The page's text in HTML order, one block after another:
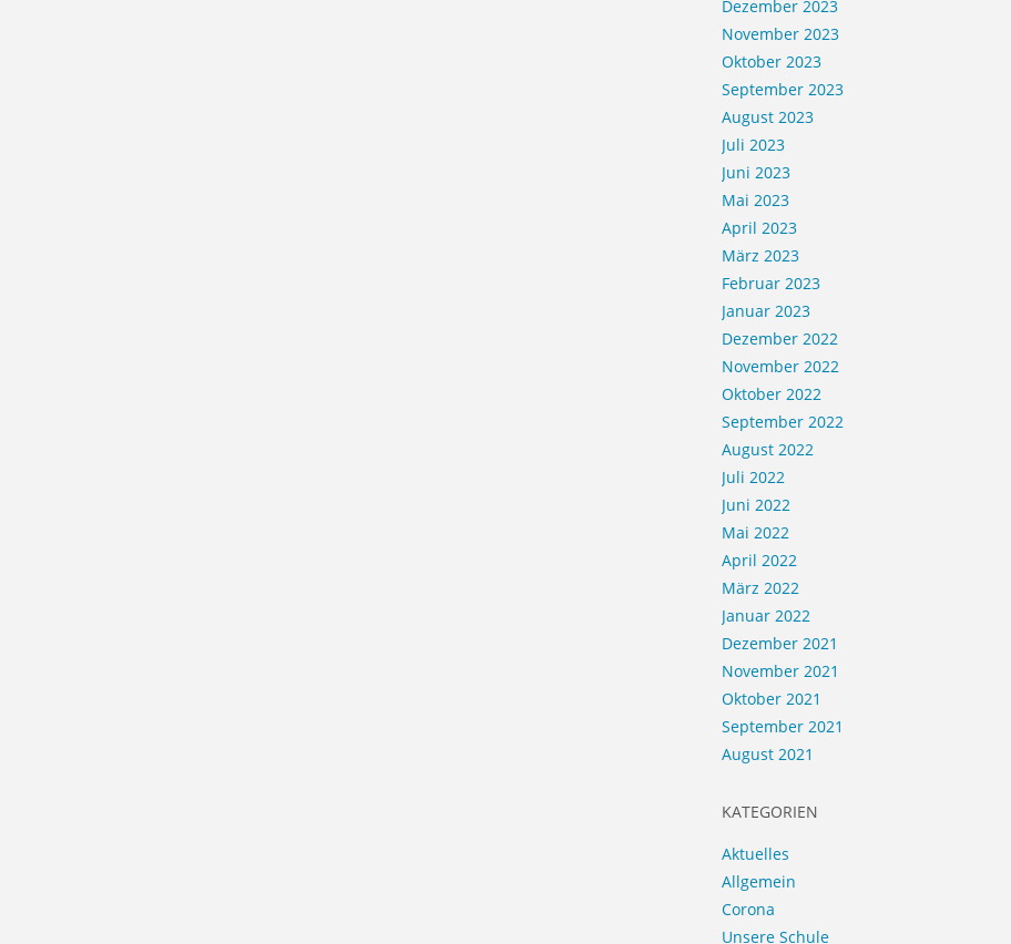
Dezember 2023
November 2023
Oktober 2023
September 2023
August 2023
Juli 2023
Juni 2023
Mai 2023
April 2023
März 2023
Februar 2023
Januar 2023
Dezember 2022
November 2022
Oktober 2022
September 2022
August 2022
Juli 2022
Juni 2022
Mai 2022
April 2022
März 2022
Januar 2022
Dezember 2021
November 2021
Oktober 2021
September 2021
August 2021
KATEGORIEN
Aktuelles
Allgemein
Corona
Unsere Schule